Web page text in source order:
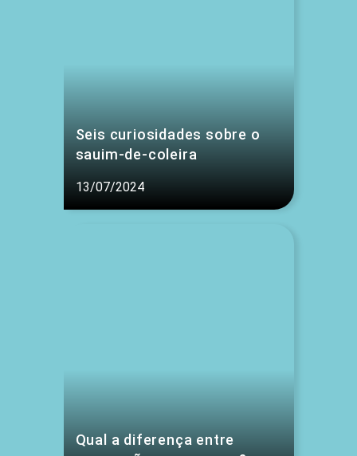
Seis curiosidades sobre o
sauim-de-coleira
13/07/2024
Qual a diferença entre